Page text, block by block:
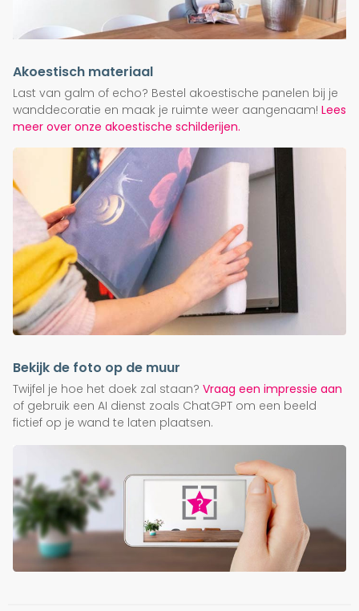
Akoestisch materiaal
Last van galm of echo? Bestel akoestische panelen bij je
wanddecoratie en maak je ruimte weer aangenaam! Lees
meer over onze akoestische schilderijen.
Bekijk de foto op de muur
Twijfel je hoe het doek zal staan? Vraag een impressie aan
of gebruik een AI dienst zoals ChatGPT om een beeld
fictief op je wand te laten plaatsen.